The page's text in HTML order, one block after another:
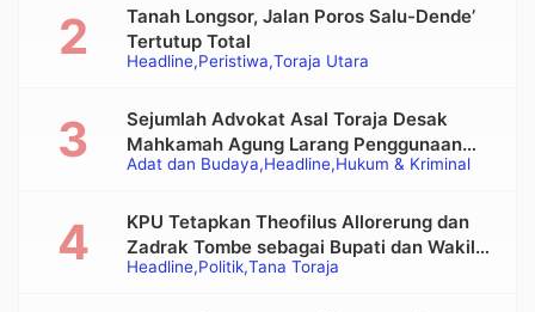
Headline Peristiwa Toraja Utara
Tanah Longsor, Jalan Poros Salu-Dende’
Tertutup Total
Adat dan Budaya Headline Hukum & Kriminal
Sejumlah Advokat Asal Toraja Desak
Mahkamah Agung Larang Penggunaan
Alat Berat pada Eksekusi Rumah Adat
Headline Politik Tana Toraja
KPU Tetapkan Theofilus Allorerung dan
Zadrak Tombe sebagai Bupati dan Wakil
Bupati Tana Toraja Terpilih